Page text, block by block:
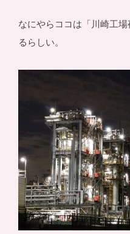
なにやらココは「川崎工
るらしい。